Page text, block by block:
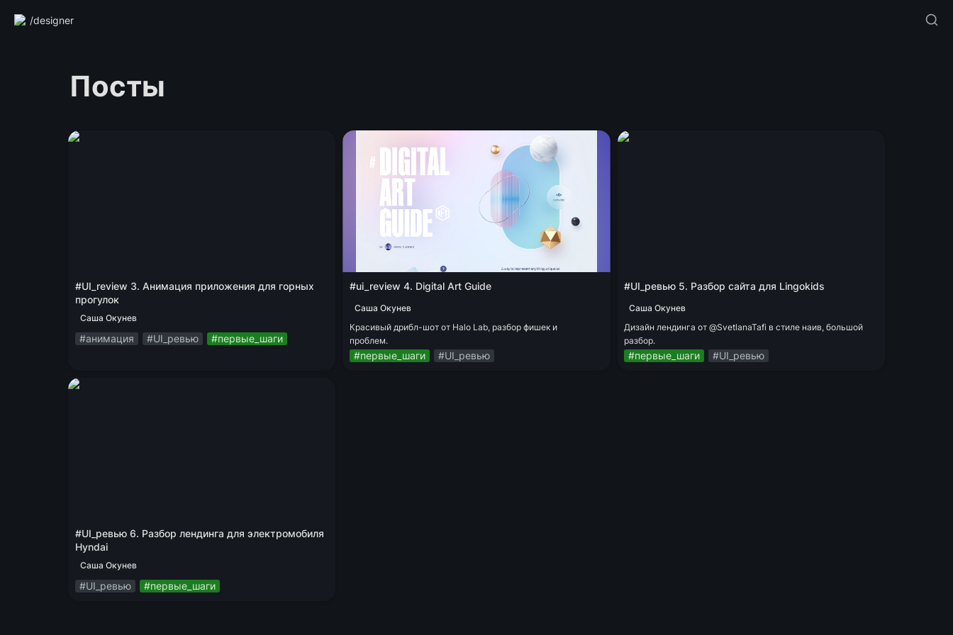
/designer
Посты
#UI_review 3. Анимация приложения для
#UI_review 3. Анимация приложения для горных
прогулок
Саша Окунев
#анимация #UI_ревью #первые_шаги
#ui_review 4. Digital Art Guide
#ui_review 4. Digital Art Guide
Саша Окунев
Красивый дрибл-шот от Halo Lab, разбор фишек и
проблем.
#первые_шаги #UI_ревью
#UI_ревью 5. Разбор сайта для Lingokids
#UI_ревью 5. Разбор сайта для Lingokids
Саша Окунев
Дизайн лендинга от @SvetlanaTafi в стиле наив, большой
разбор.
#первые_шаги #UI_ревью
#UI_ревью 6. Разбор лендинга для
#UI_ревью 6. Разбор лендинга для электромобиля
Hyndai
Саша Окунев
#UI_ревью #первые_шаги